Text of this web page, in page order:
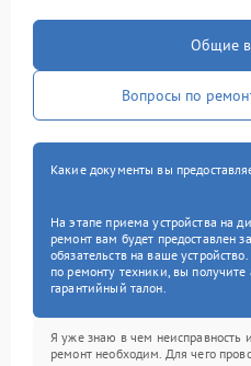
Общие
Вопросы по
Какие документы вы
На этапе приема устройства на
ремонт вам будет предоставлен
обязательств на ваше
по ремонту техники, вы
гарантийный талон.
Я уже знаю в чем неисправность
ремонт необходим. Для чего